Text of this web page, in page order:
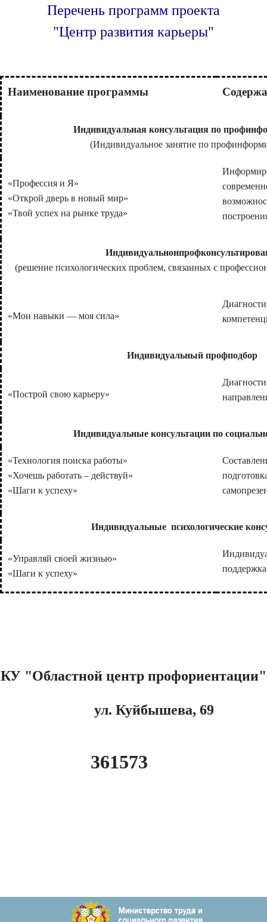
Перечень программ проекта
"Центр развития карьеры"
Наименование программы
Индивидуальная консультация по
(Индивидуальное занятие по
«Профессия и Я»
«Открой дверь в новый мир»
«Твой успех на рынке труда»
(решение психологических проблем, связанных с
«Мои навыки — моя сила»
Индивидуальный профподбор
«Построй свою карьеру»
Индивидуальные консультации по
«Технология поиска работы»
«Хочешь работать – действуй»
«Шаги к успеху»
Индивидуальные психологические
«Управляй своей жизнью»
«Шаги к успеху»
поддержка
КУ "Областной центр профориентации"
ул. Куйбышева, 69
361573